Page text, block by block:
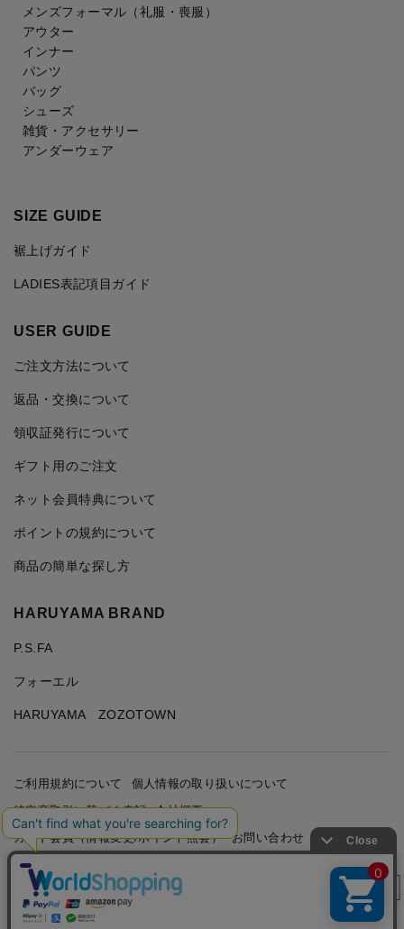
絞り込み
メンズフォーマル （礼服・喪服）
アウター
インナー
パンツ
バッグ
シューズ
雑貨・アクセサリー
アンダーウェア
SIZE GUIDE
裾上げガイド
LADIES表記項目ガイド
USER GUIDE
ご注文方法について
返品・交換について
領収証発行について
ギフト用のご注文
ネット会員特典について
ポイントの規約について
商品の簡単な探し方
HARUYAMA BRAND
P.S.FA
フォーエル
HARUYAMA ZOZOTOWN
ご利用規約について
個人情報の取り扱いについて
特定商取引に基づく表記
会社概要
カード会員（情報変更/ポイント照会）
お問い合わせ
Copyright © HARUYAMA TRADING CO.,LTD. All Rights